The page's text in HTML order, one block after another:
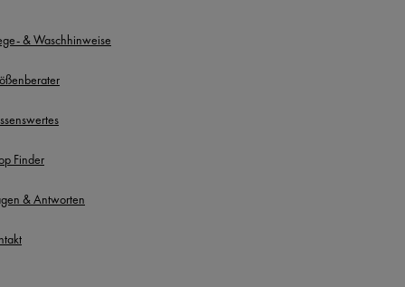
& Waschhinweise
Finder
& Antworten